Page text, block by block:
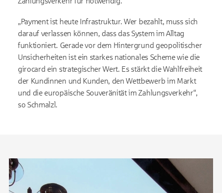
„Payment ist heute Infrastruktur. Wer bezahlt, muss sich
darauf verlassen können, dass das System im Alltag
funktioniert. Gerade vor dem Hintergrund geopolitischer
Unsicherheiten ist ein starkes nationales Scheme wie die
girocard ein strategischer Wert. Es stärkt die Wahlfreiheit
der Kundinnen und Kunden, den Wettbewerb im Markt
und die europäische Souveränität im Zahlungsverkehr“,
so Schmalzl.